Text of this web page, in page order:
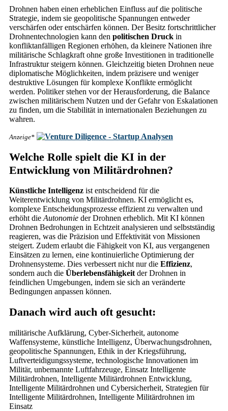
Drohnen haben einen erheblichen Einfluss auf die politische
Strategie, indem sie geopolitische Spannungen entweder
verschärfen oder entschärfen können. Der Besitz fortschrittlicher
Drohnentechnologien kann den politischen Druck in
konfliktanfälligen Regionen erhöhen, da kleinere Nationen ihre
militärische Schlagkraft ohne große Investitionen in traditionelle
Infrastruktur steigern können. Gleichzeitig bieten Drohnen neue
diplomatische Möglichkeiten, indem präzisere und weniger
destruktive Lösungen für komplexe Konflikte ermöglicht
werden. Politiker stehen vor der Herausforderung, die Balance
zwischen militärischem Nutzen und der Gefahr von Eskalationen
zu finden, um die Stabilität in internationalen Beziehungen zu
wahren.
Anzeige*
Welche Rolle spielt die KI in der
Entwicklung von Militärdrohnen?
Künstliche Intelligenz ist entscheidend für die
Weiterentwicklung von Militärdrohnen. KI ermöglicht es,
komplexe Entscheidungsprozesse effizient zu verwalten und
erhöht die Autonomie der Drohnen erheblich. Mit KI können
Drohnen Bedrohungen in Echtzeit analysieren und selbstständig
reagieren, was die Präzision und Effektivität von Missionen
steigert. Zudem erlaubt die Fähigkeit von KI, aus vergangenen
Einsätzen zu lernen, eine kontinuierliche Optimierung der
Drohnensysteme. Dies verbessert nicht nur die Effizienz,
sondern auch die Überlebensfähigkeit der Drohnen in
feindlichen Umgebungen, indem sie sich an veränderte
Bedingungen anpassen können.
Danach wird auch oft gesucht:
militärische Aufklärung, Cyber-Sicherheit, autonome
Waffensysteme, künstliche Intelligenz, Überwachungsdrohnen,
geopolitische Spannungen, Ethik in der Kriegsführung,
Luftverteidigungssysteme, technologische Innovationen im
Militär, unbemannte Luftfahrzeuge, Einsatz Intelligente
Militärdrohnen, Intelligente Militärdrohnen Entwicklung,
Intelligente Militärdrohnen und Cybersicherheit, Strategien für
Intelligente Militärdrohnen, Intelligente Militärdrohnen im
Einsatz